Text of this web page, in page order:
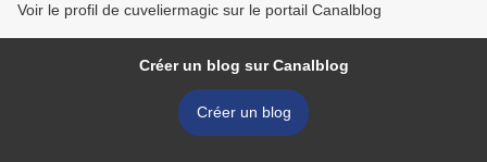
Voir le profil de cuveliermagic sur le portail Canalblog
Créer un blog sur Canalblog
Créer un blog